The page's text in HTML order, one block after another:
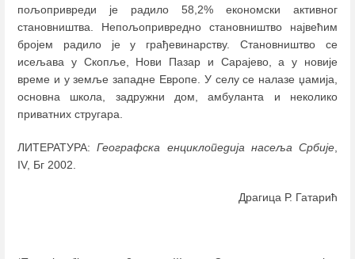
пољопривреди је радило 58,2% економски активног
становништва. Непољопривредно становништво највећим
бројем радило је у грађевинарству. Становништво се
исељава у Скопље, Нови Пазар и Сарајево, а у новије
време и у земље западне Европе. У селу се налазе џамија,
основна школа, задружни дом, амбуланта и неколико
приватних стругара.
ЛИТЕРАТУРА:Географска енциклопедија насеља Србије
IV, Бг 2002.
Драгица Р. Гатарић